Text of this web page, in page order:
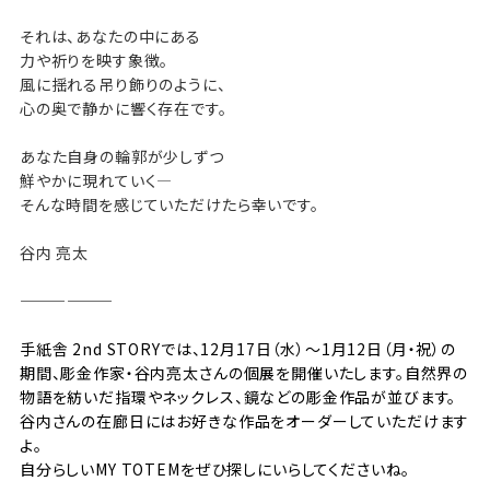
それは、あなたの中にある
力や祈りを映す象徴。
風に揺れる吊り飾りのように、
心の奥で静かに響く存在です。
あなた自身の輪郭が少しずつ
鮮やかに現れていく―
そんな時間を感じていただけたら幸いです。
谷内 亮太
——————
手紙舎 2nd STORYでは、12月17日（水）〜1月12日（月・祝）の
期間、彫金作家・谷内亮太さんの個展を開催いたします。自然界の
物語を紡いだ指環やネックレス、鏡などの彫金作品が並びます。
谷内さんの在廊日にはお好きな作品をオーダーしていただけます
よ。
自分らしいMY TOTEMをぜひ探しにいらしてくださいね。